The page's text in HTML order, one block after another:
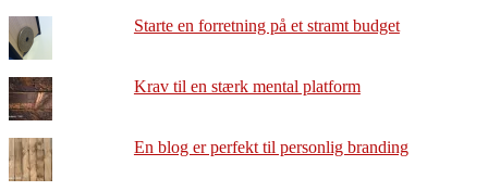
Starte en forretning på et stramt budget
Krav til en stærk mental platform
En blog er perfekt til personlig branding